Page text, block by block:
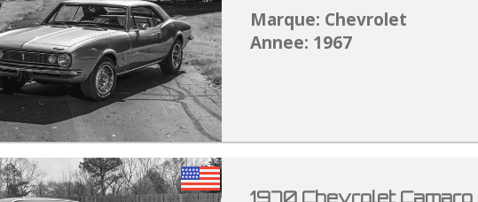
Marque: Chevrolet
Annee: 1967
1970 Chevrolet Camaro